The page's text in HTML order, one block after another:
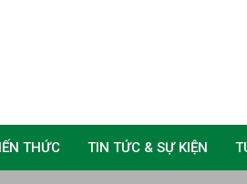
THỨC TIN TỨC & SỰ KIỆN